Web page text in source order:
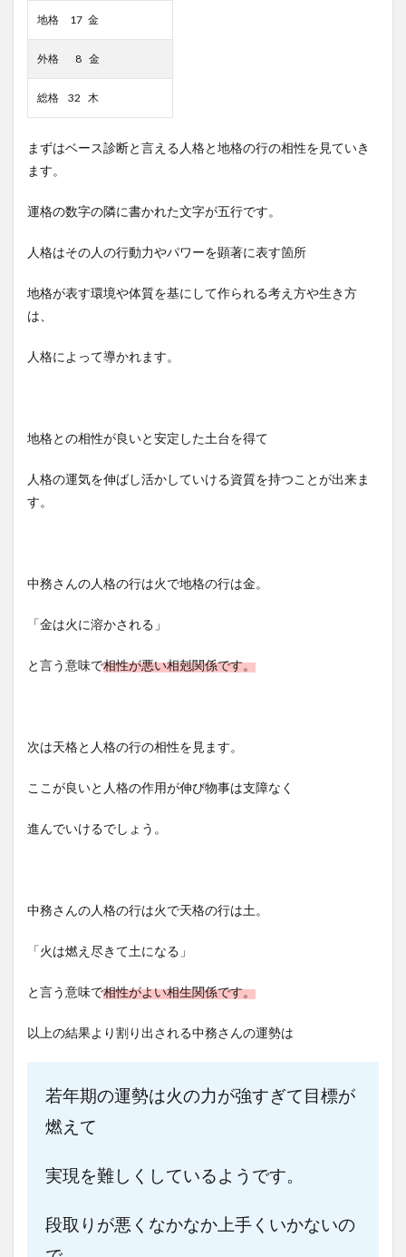
地格 17 金
外格 8 金
総格 32 木
まずはベース診断と言える人格と地格の行の相性を見ていき
ます。
運格の数字の隣に書かれた文字が五行です。
人格はその人の行動力やパワーを顕著に表す箇所
地格が表す環境や体質を基にして作られる考え方や生き方
は、
人格によって導かれます。
地格との相性が良いと安定した土台を得て
人格の運気を伸ばし活かしていける資質を持つことが出来ま
す。
中務さんの人格の行は火で地格の行は金。
「金は火に溶かされる」
と言う意味で相性が悪い相剋関係です。
次は天格と人格の行の相性を見ます。
ここが良いと人格の作用が伸び物事は支障なく
進んでいけるでしょう。
中務さんの人格の行は火で天格の行は土。
「火は燃え尽きて土になる」
と言う意味で相性がよい相生関係です。
以上の結果より割り出される中務さんの運勢は
若年期の運勢は火の力が強すぎて目標が
燃えて
実現を難しくしているようです。
段取りが悪くなかなか上手くいかないの